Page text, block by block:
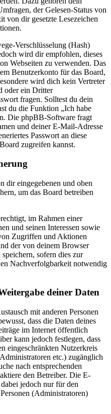
der Gelesen-Status von
von dir gesetzte Lesezeichen
Verschlüsselung (Hash)
wird dir empfohlen, dieses
Webseiten zu verwenden. Das
Benutzerkonto für das Board,
wird dich kein Vertreter
oder ein Dritter
fragen. Solltest du dein
du die Funktion „Ich habe
Die phpBB-Software fragt
und deiner E-Mail-Adresse
Passwort an diese
zugreifen kannst.
dir eingegebenen und oben
um das Board betreiben
im Rahmen einer
und seinen Interessen sowie
Zugriffen und Aktionen
der von deinem Browser
sofern dies zur
Nachverfolgbarkeit notwendig
deiner Daten
mit anderen Personen
dass die Daten deines
im Internet öffentlich
kann jedoch festlegen, dass
eingeschränkten Nutzerkreis
etc.) zugänglich
nach entsprechenden
den Betreiber. Die E-
jedoch nur für den
(Administratoren)